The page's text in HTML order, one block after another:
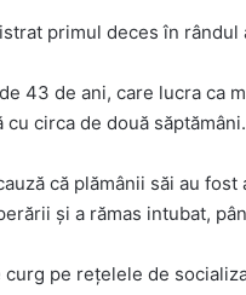
primul deces în
43 de ani, care lucra ca
circa de două săptămâni.
că plămânii săi au
și a rămas intubat,
pe rețelele de